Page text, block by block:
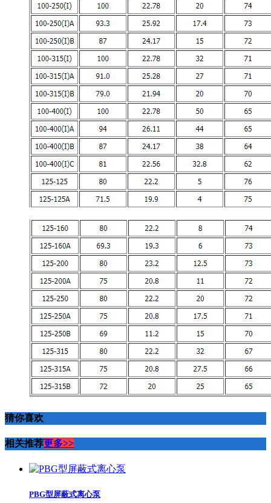
猜你喜欢
相关推荐更多>>
PBG型屏蔽式离心泵